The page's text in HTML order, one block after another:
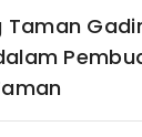
Taman